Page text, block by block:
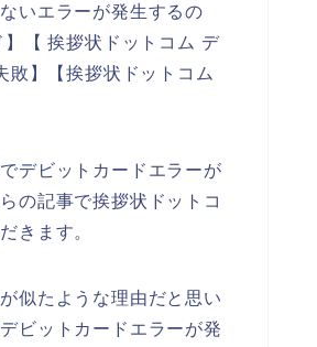
いエラーが発生するの
【 挨拶状ドットコム デ
】【挨拶状ドットコム
デビットカードエラーが
の記事で挨拶状ドットコ
きます。
似たような理由だと思い
ビットカードエラーが発